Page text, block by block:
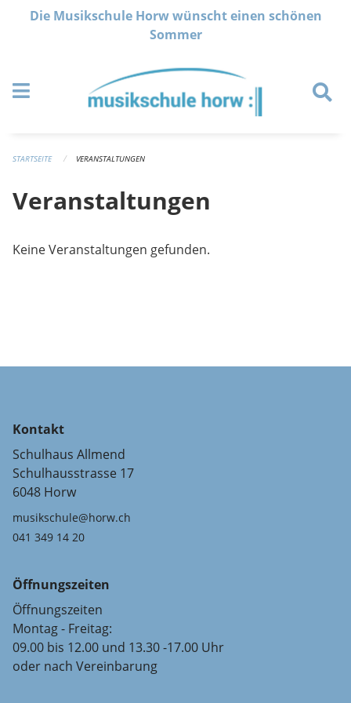
Navigation überspringen
Die Musikschule Horw wünscht einen schönen
Sommer
STARTSEITE VERANSTALTUNGEN
Veranstaltungen
Keine Veranstaltungen gefunden.
Kontakt
Schulhaus Allmend
Schulhausstrasse 17
6048 Horw
musikschule@horw.ch
041 349 14 20
Öffnungszeiten
Öffnungszeiten
Montag - Freitag:
09.00 bis 12.00 und 13.30 -17.00 Uhr
oder nach Vereinbarung